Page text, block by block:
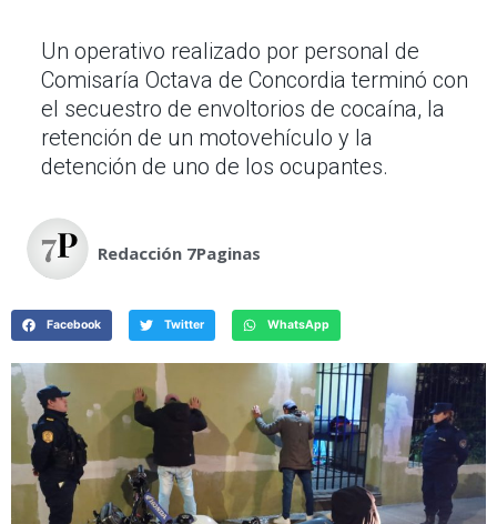
Un operativo realizado por personal de
Comisaría Octava de Concordia terminó con
el secuestro de envoltorios de cocaína, la
retención de un motovehículo y la
detención de uno de los ocupantes.
Redacción 7Paginas
Facebook Twitter WhatsApp